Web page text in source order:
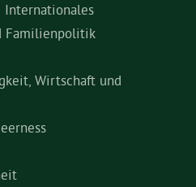
Internationales
Familienpolitik
Wirtschaft und